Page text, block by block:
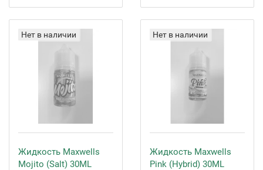
Нет в наличии
Жидкость Maxwells
Mojito (Salt) 30ML
Нет в наличии
Жидкость Maxwells
Pink (Hybrid) 30ML